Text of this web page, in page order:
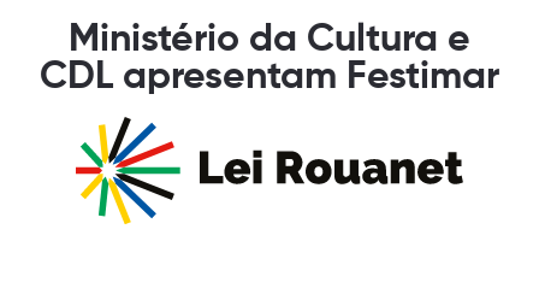
Ministério da Cultura e
CDL apresentam Festimar